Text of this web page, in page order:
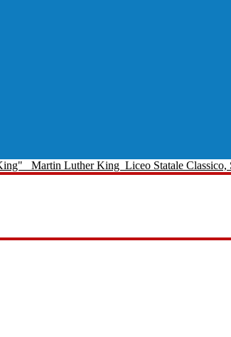
Martin Luther King Liceo Statale